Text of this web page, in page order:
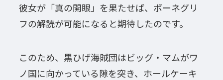
彼女が「真の開眼」を果たせば、ポーネグリ
フの解読が可能になると期待したのです。
このため、黒ひげ海賊団はビッグ・マムがワ
ノ国に向かっている隙を突き、ホールケーキ